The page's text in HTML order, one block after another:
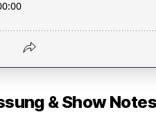
& Show Notes